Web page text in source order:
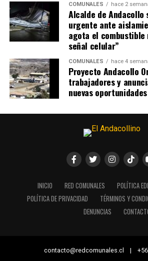
COMUNALES hace 2
Alcalde de
urgente ante
agota el combustible
señal celular”
COMUNALES hace 4
Proyecto Andacollo
trabajadores y
nuevas
INICIO RED COMUNALES
POLÍTICA
POLÍTICA DE PRIVACIDAD
TÉRMINOS Y
DENUNCIAS
contacto@redcomunales.cl |